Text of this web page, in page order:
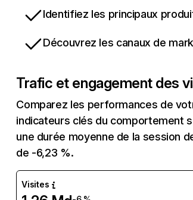
Identifiez les principaux
Découvrez les canaux de
Trafic et engagement des
Comparez les performances de
indicateurs clés du comportement
une durée moyenne de la session
de -6,23 %.
Visites